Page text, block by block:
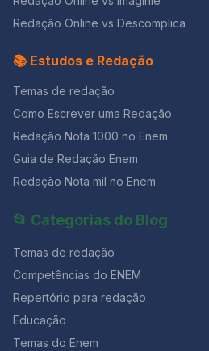
Redação Online vs Descomplica
📚 Estudos e Redação
Temas de redação
Como Escrever uma Redação
Redação Nota 1000 no Enem
Guia de Redação Enem
Redação Nota mil no Enem
📂 Categorias do Blog
Temas de redação
Competências do ENEM
Repertório para redação
Educação
Temas do Enem